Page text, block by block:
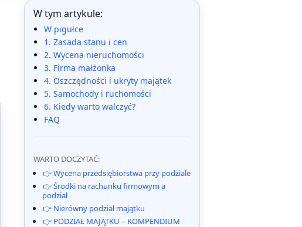
W tym artykule:
W pigułce
1. Zasada stanu i cen
2. Wycena nieruchomości
3. Firma małżonka
4. Oszczędności i ukryty majątek
5. Samochody i ruchomości
6. Kiedy warto walczyć?
FAQ
WARTO DOCZYTAĆ:
👉 Wycena przedsiębiorstwa przy podziale
👉 Środki na rachunku firmowym a
podział
👉 Nierówny podział majątku
👉 PODZIAŁ MAJĄTKU – KOMPENDIUM